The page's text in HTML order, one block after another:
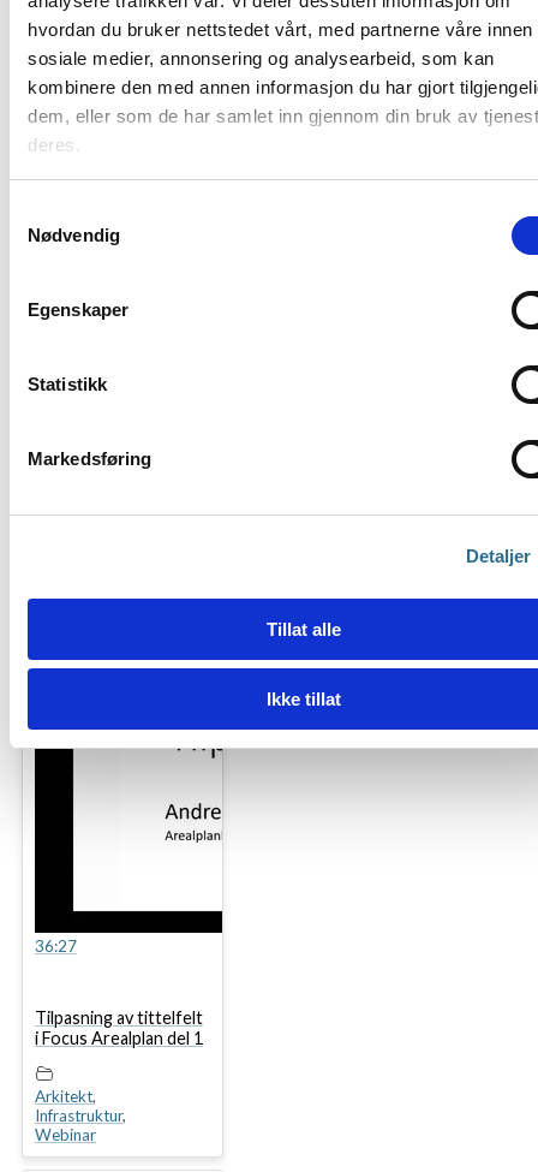
hvordan du bruker nettstedet vårt, med partnerne våre innen
sosiale medier, annonsering og analysearbeid, som kan
kombinere den med annen informasjon du har gjort
dem, eller som de har samlet inn gjennom din bruk av
deres.
Nødvendig
Egenskaper
Statistikk
Markedsføring
Detaljer
Tillat alle
Ikke tillat
Parkering i Civil 3D og
Focus CAT
Webinar
36:27
Tilpasning av tittelfelt
i Focus Arealplan del 1
Arkitekt,
Infrastruktur,
Webinar